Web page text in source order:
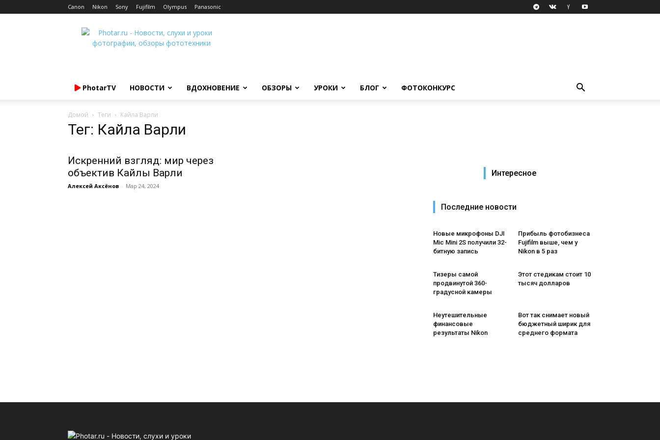
Canon Nikon Sony Fujifilm Olympus Panasonic
Photar.ru
PhotarTV НОВОСТИ ВДОХНОВЕНИЕ ОБЗОРЫ УРОКИ БЛОГ ФОТОКОНКУРС
Домой Теги Кайла Варли
Тег: Кайла Варли
Искренний взгляд: мир через
объектив Кайлы Варли
Алексей Аксёнов - Мар 24, 2024
Интересное
Последние новости
Новые микрофоны DJI
Mic Mini 2S получили 32-
битную запись
Прибыль фотобизнеса
Fujifilm выше, чем у
Nikon в 5 раз
Тизеры самой
продвинутой 360-
градусной камеры
Этот стедикам стоит 10
тысяч долларов
Неутешительные
финансовые
результаты Nikon
Вот так снимает новый
бюджетный ширик для
среднего формата